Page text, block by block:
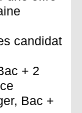
candidat
+ 2
Bac +